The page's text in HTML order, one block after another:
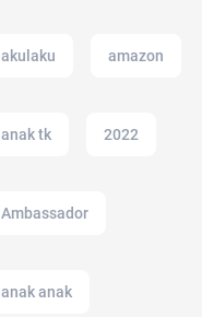
akulaku amazon
anak tk 2022
Ambassador
anak anak